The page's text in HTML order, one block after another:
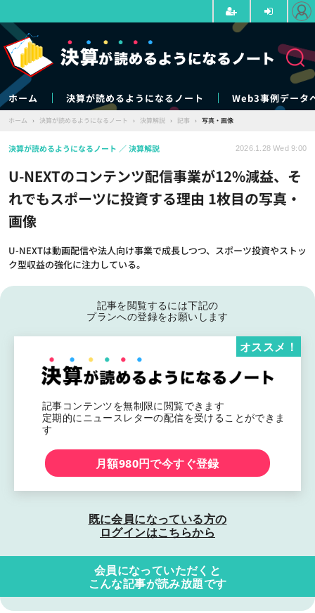
ホーム 決算が読めるようになるノート Web3事例データ
ホーム › 決算が読めるようになるノート › 決算解説 › 記事 › 写真・画像
U-NEXTのコンテンツ配信事業が12%減益、そ
れでもスポーツに投資する理由 1枚目の写真・
画像
U-NEXTは動画配信や法人向け事業で成長しつつ、スポーツ投資やストッ
ク型収益の強化に注力している。
決算が読めるようになるノート 決算解説 2026.1.28 Wed 9:00
記事を閲覧するには下記の
プランへの登録をお願いします
記事コンテンツを無制限に閲覧できます
定期的にニュースレターの配信を受けることができま
す
オススメ！
月額980円で今すぐ登録
既に会員になっている方の
ログインはこちらから
会員になっていただくと
こんな記事が読み放題です